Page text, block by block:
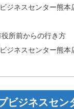
ジネスセンター熊本
所前からの行き方
ジネスセンター熊本
ビジネスセン